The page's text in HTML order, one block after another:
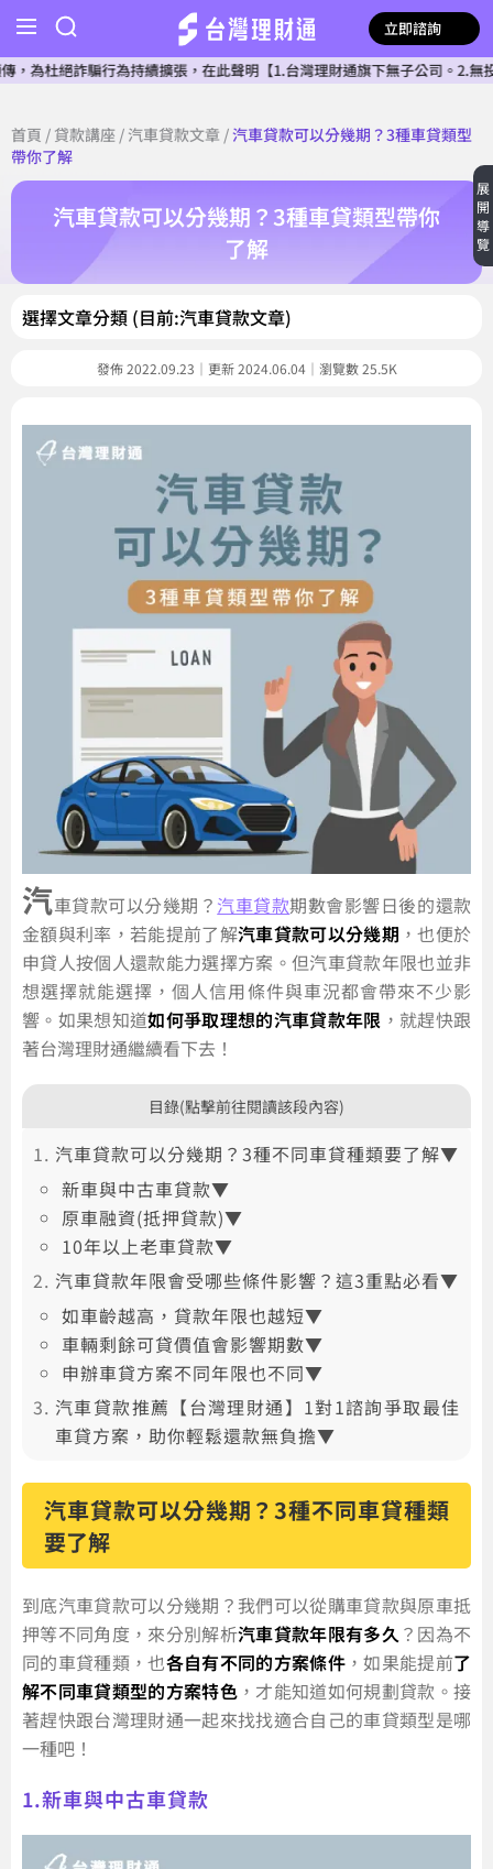
立即諮詢
為持續擴張，在此聲明【1.台灣理財通旗下無子公司。2.無投資其他相
首頁 / 貸款講座 / 汽車貸款文章 /汽車貸款可以分幾期？3種車貸類型
帶你了解
汽車貸款可以分幾期？3種車貸類型帶你
了解
選擇文章分類 (目前:汽車貸款文章)
發佈 2022.09.23｜更新 2024.06.04｜瀏覽數 25.5K
汽車貸款可以分幾期？ 汽車貸款期數會影響日後的還款
金額與利率，若能提前了解汽車貸款可以分幾期 ，也便於
申貸人按個人還款能力選擇方案。但汽車貸款年限也並非
想選擇就能選擇，個人信用條件與車況都會帶來不少影
響。如果想知道如何爭取理想的汽車貸款年限 ，就趕快跟
著台灣理財通繼續看下去！
目錄(點擊前往閱讀該段內容)
汽車貸款可以分幾期？3種不同車貸種類要了解▼
新車與中古車貸款▼
原車融資(抵押貸款)▼
10年以上老車貸款▼
汽車貸款年限會受哪些條件影響？這3重點必看▼
如車齡越高，貸款年限也越短▼
車輛剩餘可貸價值會影響期數▼
申辦車貸方案不同年限也不同▼
汽車貸款推薦【台灣理財通】1對1諮詢爭取最佳
車貸方案，助你輕鬆還款無負擔▼
汽車貸款可以分幾期？3種不同車貸種類
要了解
到底汽車貸款可以分幾期？我們可以從購車貸款與原車抵
押等不同角度，來分別解析汽車貸款年限有多久？因為不
同的車貸種類，也各自有不同的方案條件 ，如果能提前了
解不同車貸類型的方案特色 ，才能知道如何規劃貸款。接
著趕快跟台灣理財通一起來找找適合自己的車貸類型是哪
一種吧！
1.新車與中古車貸款
展
開
導
覽